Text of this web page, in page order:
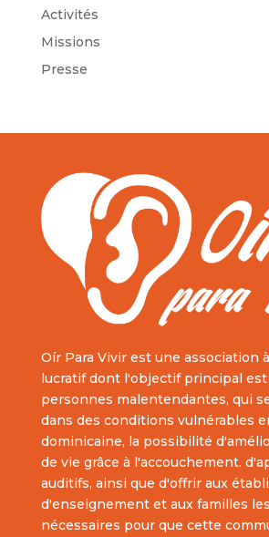
Activités
Missions
Presse
Oír Para Vivir est une association
lucratif dont l'objectif principal
personnes malentendantes, qui
dans des conditions vulnérables
dominicaine, la possibilité
de vie grâce à l'accouchement.
auditifs, ainsi que d'offrir aux
d'enseignement et aux familles
nécessaires pour que cette